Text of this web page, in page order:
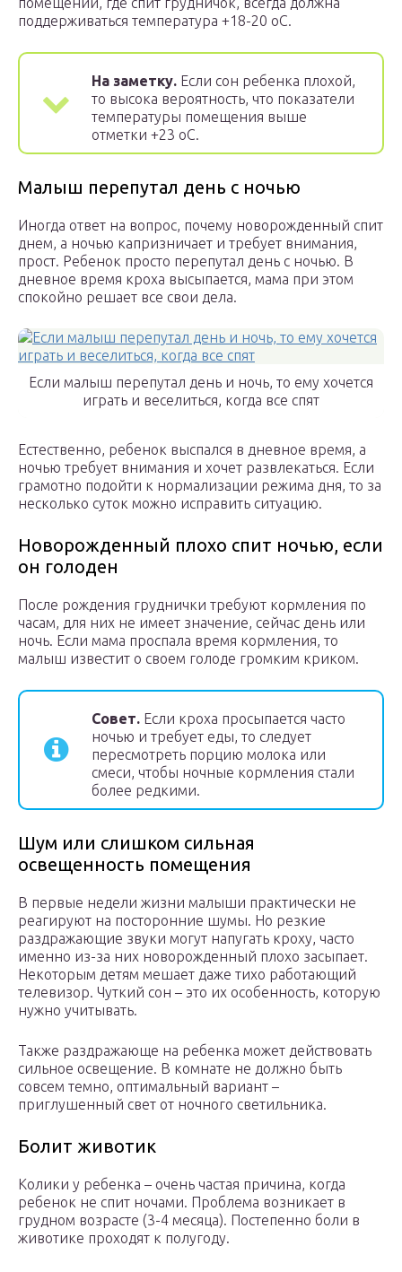
поддерживаться температура +18-20 оС.
На заметку. Если сон ребенка плохой,
то высока вероятность, что показатели
температуры помещения выше
отметки +23 оС.
Малыш перепутал день с ночью
Иногда ответ на вопрос, почему новорожденный спит
днем, а ночью капризничает и требует внимания,
прост. Ребенок просто перепутал день с ночью. В
дневное время кроха высыпается, мама при этом
спокойно решает все свои дела.
Если малыш перепутал день и ночь, то ему хочется
играть и веселиться, когда все спят
Естественно, ребенок выспался в дневное время, а
ночью требует внимания и хочет развлекаться. Если
грамотно подойти к нормализации режима дня, то за
несколько суток можно исправить ситуацию.
Новорожденный плохо спит ночью, если
он голоден
После рождения груднички требуют кормления по
часам, для них не имеет значение, сейчас день или
ночь. Если мама проспала время кормления, то
малыш известит о своем голоде громким криком.
Совет. Если кроха просыпается часто
ночью и требует еды, то следует
пересмотреть порцию молока или
смеси, чтобы ночные кормления стали
более редкими.
Шум или слишком сильная
освещенность помещения
В первые недели жизни малыши практически не
реагируют на посторонние шумы. Но резкие
раздражающие звуки могут напугать кроху, часто
именно из-за них новорожденный плохо засыпает.
Некоторым детям мешает даже тихо работающий
телевизор. Чуткий сон – это их особенность, которую
нужно учитывать.
Также раздражающе на ребенка может действовать
сильное освещение. В комнате не должно быть
совсем темно, оптимальный вариант –
приглушенный свет от ночного светильника.
Болит животик
Колики у ребенка – очень частая причина, когда
ребенок не спит ночами. Проблема возникает в
грудном возрасте (3-4 месяца). Постепенно боли в
животике проходят к полугоду.